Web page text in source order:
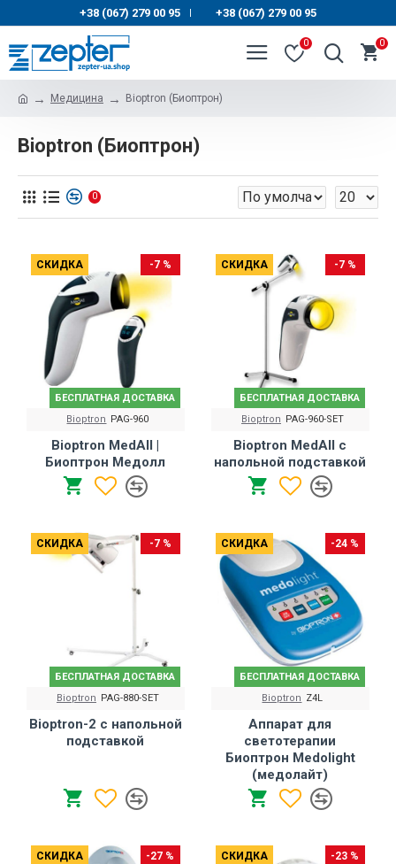
+38 (067) 279 00 95 | +38 (067) 279 00 95
0 0
Медицина Bioptron (Биоптрон)
Bioptron (Биоптрон)
0
СКИДКА
БЕСПЛАТНАЯ ДОСТАВКА
-7 %
Bioptron PAG-960
Bioptron MedAll |
Биоптрон Медолл
СКИДКА
БЕСПЛАТНАЯ ДОСТАВКА
-7 %
Bioptron PAG-960-SET
Bioptron MedAll с
напольной подставкой
СКИДКА
БЕСПЛАТНАЯ ДОСТАВКА
-7 %
Bioptron PAG-880-SET
Bioptron-2 с напольной
подставкой
СКИДКА
БЕСПЛАТНАЯ ДОСТАВКА
-24 %
Bioptron Z4L
Аппарат для
светотерапии
Биоптрон Medolight
(медолайт)
СКИДКА -27 % СКИДКА -23 %